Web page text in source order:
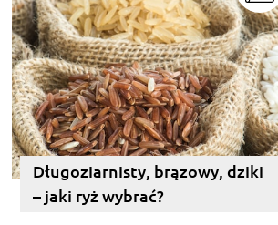
Długoziarnisty, brązowy, dziki
– jaki ryż wybrać?